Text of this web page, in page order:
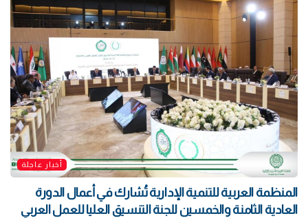
أخبار عاجلة
المنظمة العربية للتنمية الإدارية تُشارك في أعمال الدورة
العادية الثامنة والخمسين للجنة التنسيق العليا للعمل العربي